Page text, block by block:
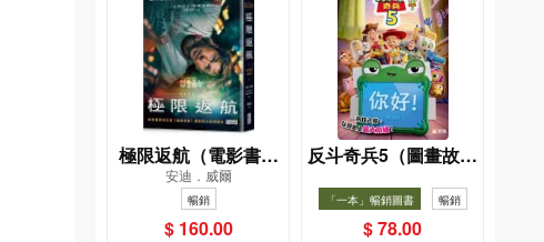
極限返航（電影書衣
典藏版）（獨家收錄
作者訪談）
安迪．威爾
暢銷
$ 160.00
反斗奇兵5（圖畫故事
版）
「一本」暢銷圖書 暢銷
$ 78.00